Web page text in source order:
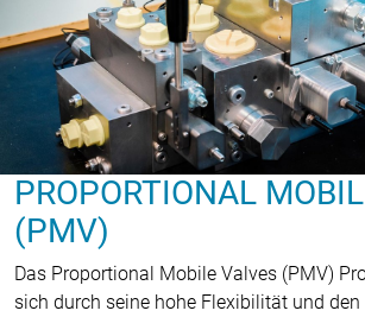
PROPORTIONAL
(PMV)
Das Proportional Mobile Valves (PMV)
sich durch seine hohe Flexibilität und